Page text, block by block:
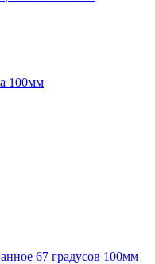
100мм
67 градусов 100мм